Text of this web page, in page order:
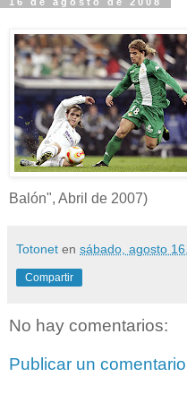
Balón", Abril de 2007)
Totonet en sábado, agosto
Compartir
No hay comentarios:
Publicar un comentario